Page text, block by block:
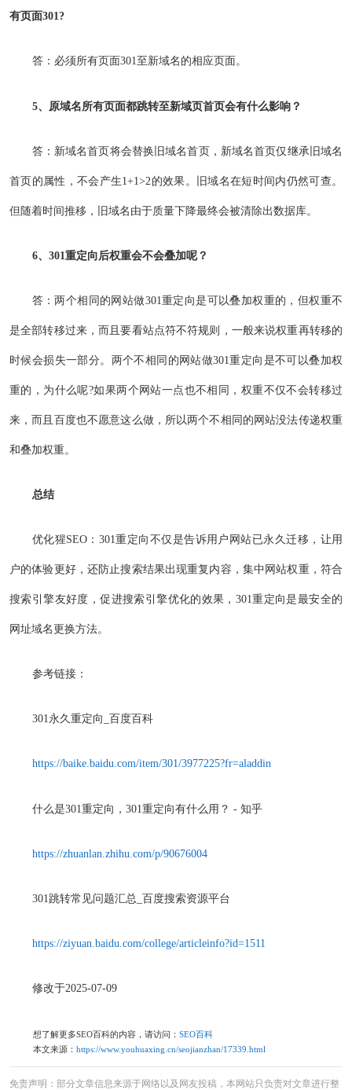
有页面301?
答：必须所有页面301至新域名的相应页面。
5、原域名所有页面都跳转至新域页首页会有什么影响？
答：新域名首页将会替换旧域名首页，新域名首页仅继承旧域名
首页的属性，不会产生1+1>2的效果。旧域名在短时间内仍然可查。
但随着时间推移，旧域名由于质量下降最终会被清除出数据库。
6、301重定向后权重会不会叠加呢？
答：两个相同的网站做301重定向是可以叠加权重的，但权重不
是全部转移过来，而且要看站点符不符规则，一般来说权重再转移的
时候会损失一部分。两个不相同的网站做301重定向是不可以叠加权
重的，为什么呢?如果两个网站一点也不相同，权重不仅不会转移过
来，而且百度也不愿意这么做，所以两个不相同的网站没法传递权重
和叠加权重。
总结
优化猩SEO：301重定向不仅是告诉用户网站已永久迁移，让用
户的体验更好，还防止搜索结果出现重复内容，集中网站权重，符合
搜索引擎友好度，促进搜索引擎优化的效果，301重定向是最安全的
网址域名更换方法。
参考链接：
301永久重定向_百度百科
https://baike.baidu.com/item/301/3977225?fr=aladdin
什么是301重定向，301重定向有什么用？ - 知乎
https://zhuanlan.zhihu.com/p/90676004
301跳转常见问题汇总_百度搜索资源平台
https://ziyuan.baidu.com/college/articleinfo?id=1511
修改于2025-07-09
想了解更多SEO百科的内容，请访问： SEO百科
本文来源： https://www.youhuaxing.cn/seojianzhan/17339.html
免责声明：部分文章信息来源于网络以及网友投稿，本网站只负责对文章进行整